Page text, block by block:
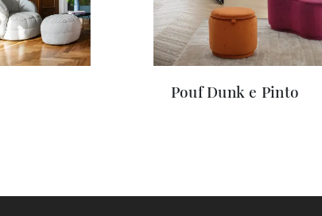
Pouf Dunk e Pinto